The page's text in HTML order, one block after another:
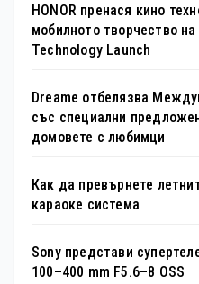
HONOR пренася кино
мобилното творчество
Technology Launch
Dreame отбелязва
със специални
домовете с любимци
Как да превърнете
караоке система
Sony представи
100–400 mm F5.6–8 OSS